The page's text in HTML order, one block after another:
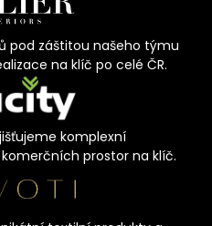
pod záštitou našeho týmu
na klíč po celé ČR.
komplexní
prostor na klíč.